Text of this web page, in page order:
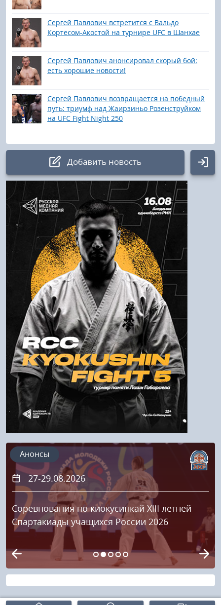
Сергей Павлович встретится с Вальдо
Кортесом-Акостой на турнире UFC в Шанхае
Сергей Павлович анонсировал скорый бой:
есть хорошие новости!
Сергей Павлович возвращается на победный
путь: триумф над Жаирзиньо Розенструйком
на UFC Fight Night 250
Добавить новость
Авторизация
Логин:
Пароль
Войти
Напомнить пароль
Регистрация
27-29.08.2026
Соревнования по киокусинкай XIII летней
Спартакиады учащихся России 2026
Анонсы